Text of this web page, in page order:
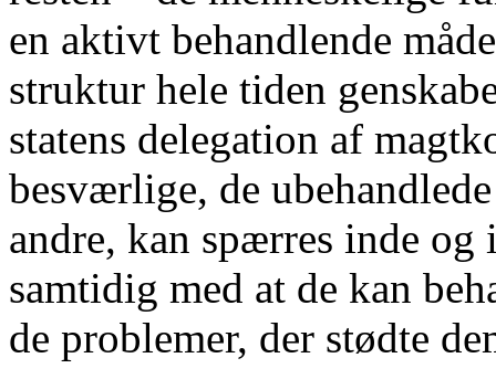
en aktivt behandlende
struktur hele tiden
statens delegation af
besværlige, de
andre, kan spærres inde
samtidig med at de kan
de problemer, der stødte